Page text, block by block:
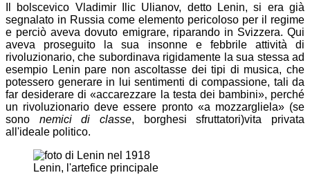
Il bolscevico Vladimir Ilic Ulianov, detto Lenin, si era già
segnalato in Russia come elemento pericoloso per il regime
e perciò aveva dovuto emigrare, riparando in Svizzera. Qui
aveva proseguito la sua insonne e febbrile attività di
rivoluzionario, che subordinava rigidamente la sua stessa ad
esempio Lenin pare non ascoltasse dei tipi di musica, che
potessero generare in lui sentimenti di compassione, tali da
far desiderare di «accarezzare la testa dei bambini», perché
un rivoluzionario deve essere pronto «a mozzargliela» (se
sono nemici di classe, borghesi sfruttatori)vita privata
all'ideale politico.
Lenin, l'artefice principale